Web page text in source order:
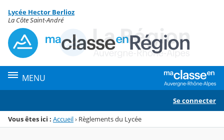
Menu de la rubrique
Contenu
Lycée Hector Berlioz
La Côte Saint-André
MENU
Se connecter
Vous êtes ici : Accueil› Règlements du Lycée